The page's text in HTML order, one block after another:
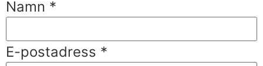
Namn *
E-postadress *